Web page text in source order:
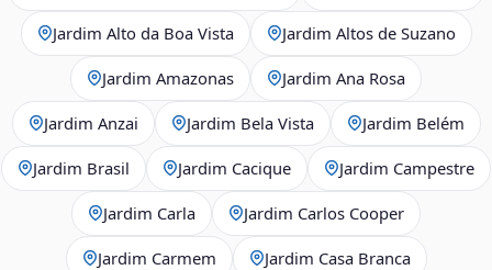
Jardim Alto da Boa Vista Jardim Altos de Suzano
Jardim Amazonas Jardim Ana Rosa
Jardim Anzai Jardim Bela Vista Jardim Belém
Jardim Brasil Jardim Cacique Jardim Campestre
Jardim Carla Jardim Carlos Cooper
Jardim Carmem Jardim Casa Branca